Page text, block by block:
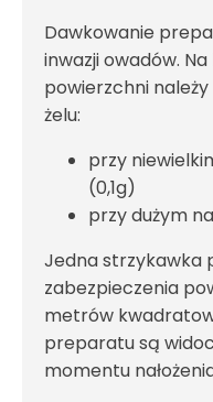
Dawkowanie
inwazji owadów.
powierzchni
żelu:
przy
(0,1g)
przy dużym
Jedna strzykawka
zabezpieczenia
metrów
preparatu są
momentu